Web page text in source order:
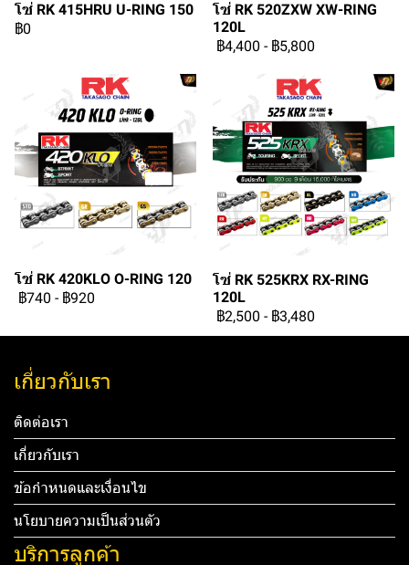
โซ่ RK 415HRU U-RING 150
฿0
โซ่ RK 520ZXW XW-RING
120L
฿4,400 - ฿5,800
โซ่ RK 420KLO O-RING 120
฿740 - ฿920
โซ่ RK 525KRX RX-RING
120L
฿2,500 - ฿3,480
เกี่ยวกับเรา
ติดต่อเรา
เกี่ยวกับเรา
ข้อกำหนดและเงื่อนไข
นโยบายความเป็นส่วนตัว
บริการลูกค้า